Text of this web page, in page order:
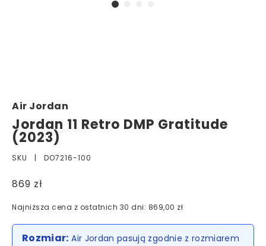
Air Jordan
Jordan 11 Retro DMP Gratitude
(2023)
SKU | DO7216-100
869 zł
Najniższa cena z ostatnich 30 dni: 869,00 zł
Rozmiar: Air Jordan pasują zgodnie z rozmiarem